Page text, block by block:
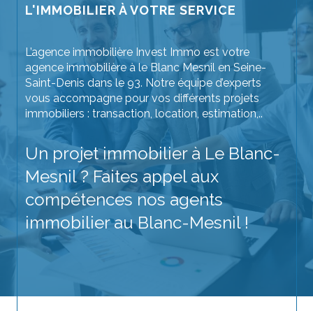
L'IMMOBILIER À VOTRE SERVICE
L’agence immobilière Invest Immo est votre
agence immobilière à le Blanc Mesnil en Seine-
Saint-Denis dans le 93. Notre équipe d’experts
vous accompagne pour vos différents projets
immobiliers : transaction, location, estimation,..
Un projet immobilier à Le Blanc-
Mesnil ? Faites appel aux
compétences nos agents
immobilier au Blanc-Mesnil !
Achetez votre prochain bien immobilier sans